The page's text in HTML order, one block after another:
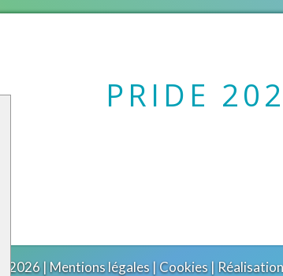
PRIDE
© 2026 |Mentions légales|Cookies|